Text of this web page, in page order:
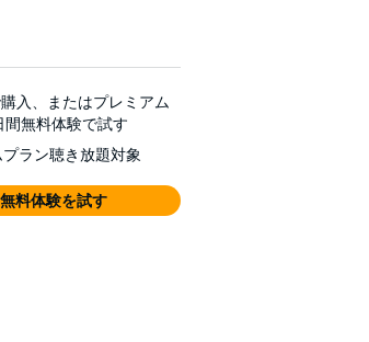
入、またはプレミアム
間無料体験で試す
ラン聴き放題対象
無料体験を試す